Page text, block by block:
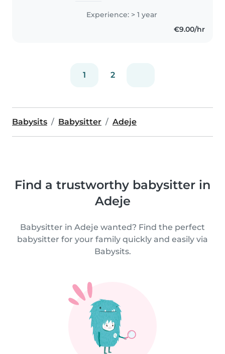
eficiente y resolutiva
Experience: > 1 year
€9.00/hr
1 2
Babysits Babysitter Adeje
Find a trustworthy babysitter in
Adeje
Babysitter in Adeje wanted? Find the perfect
babysitter for your family quickly and easily via
Babysits.